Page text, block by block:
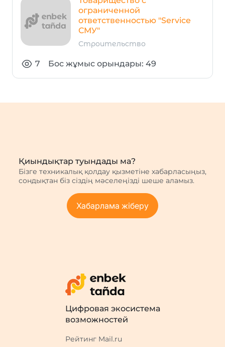
ограниченной
ответственностью "Service
СМУ"
Строительство
7 Бос жұмыс орындары: 49
Қиындықтар туындады ма?
Бізге техникалық қолдау қызметіне хабарласыңыз,
сондықтан біз сіздің мәселеңізді шеше аламыз.
Хабарлама жіберу
Цифровая экосистема
возможностей
Рейтинг Mail.ru